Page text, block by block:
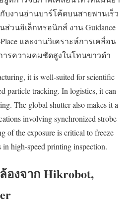
บงานอ่านบาร์โค้ดบนสายพานเร็ว
วนอิเล็กทรอนิกส์ งาน Guidance
และงานวิเคราะห์การเคลื่อน
ารความคมชัดสูงในโทนขาวดำ
it is well-suited for scientific
particle tracking. In logistics, it can
The global shutter also makes it a
involving synchronized strobe
of the exposure is critical to freeze
high-speed printing inspection.
องจาก Hikrobot,